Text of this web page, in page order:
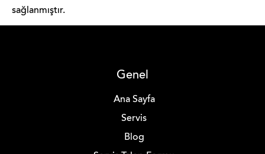
sağlanmıştır.
Genel
Ana Sayfa
Servis
Blog